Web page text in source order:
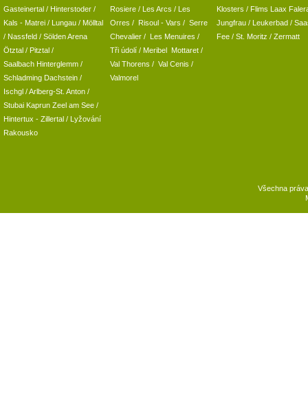
Gasteinertal / Hinterstoder /
Kals - Matrei / Lungau / Mölltal
/ Nassfeld / Sölden Arena
Ötztal / Pitztal /
Saalbach Hinterglemm /
Schladming Dachstein /
Ischgl /Arlberg-St. Anton /
Stubai Kaprun Zeel am See /
Hintertux - Zillertal / Lyžování
Rakousko
Rosiere / Les Arcs / Les
Orres / Risoul - Vars / Serre
Chevalier / Les Menuires /
Tři údolí / Meribel Mottaret /
Val Thorens / Val Cenis /
Valmorel
Klosters / Flims Laax
Jungfrau / Leukerbad /
Fee / St. Moritz / Zermatt
Všechna